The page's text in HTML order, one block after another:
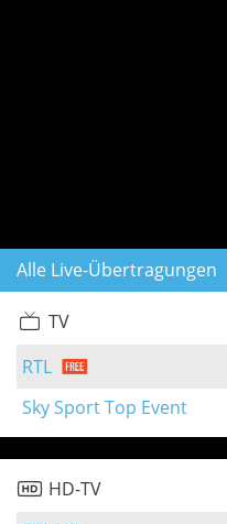
Alle Live-Übertragungen
TV
RTL
Sky Sport Top Event
HD-TV